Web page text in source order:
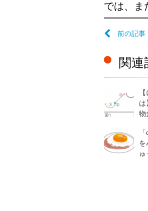
では、ま
前の記事
関連
は
物
を